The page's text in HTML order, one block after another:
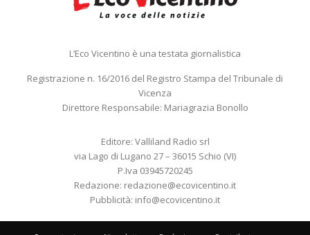
L’Eco Vicentino è una testata giornalistica
Registrazione n. 16/2016 del Registro Stampa del Tribunale di
Vicenza
Direttore Responsabile: Mariagrazia Bonollo
Editore: Valliland Radio srl
via Lago di Lugano 27 – 36015 Schio (VI)
P.Iva 03945720245
Redazione: redazione@ecovicentino.it
Pubblicità: info@ecovicentino.it